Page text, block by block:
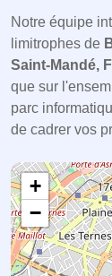
Notre équipe
limitrophes de
Saint-Mandé,
que sur
parc
de cadrer vos
+
−